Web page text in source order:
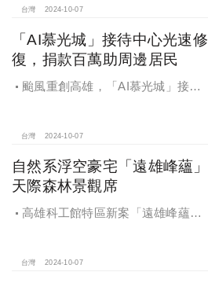
價率5％。
台灣 2024-10-07
「AI慕光城」接待中心光速修
復，捐款百萬助周邊居民
颱風重創高雄，「AI慕光城」接待
民復原家園
台灣 2024-10-07
自然系浮空豪宅「遠雄峰蘊」
天際森林景觀席
高雄科工館特區新案「遠雄峰蘊」
台灣 2024-10-07